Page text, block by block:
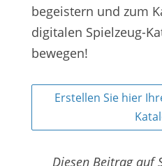
begeistern und zum
digitalen Spielzeug-
bewegen!
Erstellen Sie hier
Diesen Beitrag auf